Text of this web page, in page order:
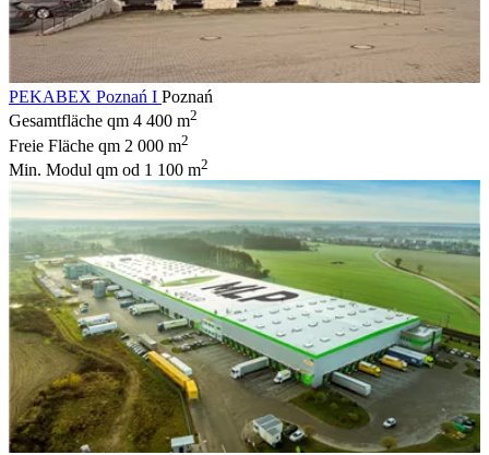
PEKABEX Poznań I Poznań
Gesamtfläche qm 4 400 m2
Freie Fläche qm 2 000 m2
Min. Modul qm od 1 100 m2